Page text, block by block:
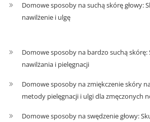
Domowe sposoby na suchą skórę głowy:
nawilżenie i ulgę
Domowe sposoby na bardzo suchą
nawilżania i pielęgnacji
Domowe sposoby na zmiękczenie skóry
metody pielęgnacji i ulgi dla zmęczonych
Domowe sposoby na swędzenie głowy: